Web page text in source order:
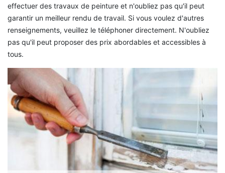
effectuer des travaux de peinture et n'oubliez pas qu'il peut
garantir un meilleur rendu de travail. Si vous voulez d'autres
renseignements, veuillez le téléphoner directement. N'oubliez
pas qu'il peut proposer des prix abordables et accessibles à
tous.